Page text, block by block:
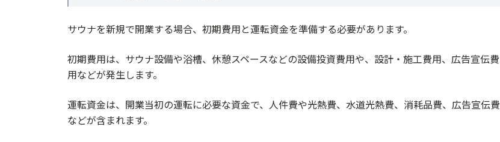
サウナを新規で開業する場合、初期費用と運転資金を準備する必要があります。
初期費用は、サウナ設備や浴槽、休憩スペースなどの設備投資費用や、設計・施工費用、広告宣伝費
用などが発生します。
運転資金は、開業当初の運転に必要な資金で、人件費や光熱費、水道光熱費、消耗品費、広告宣伝費
などが含まれます。